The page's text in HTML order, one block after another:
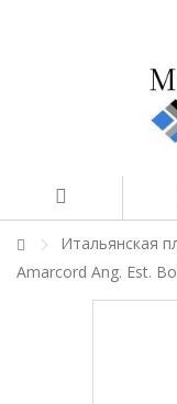
Итальянская
Amarcord Ang. Est.